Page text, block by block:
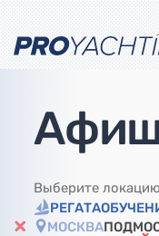
Выберите
РЕГАТА
МОСКВА